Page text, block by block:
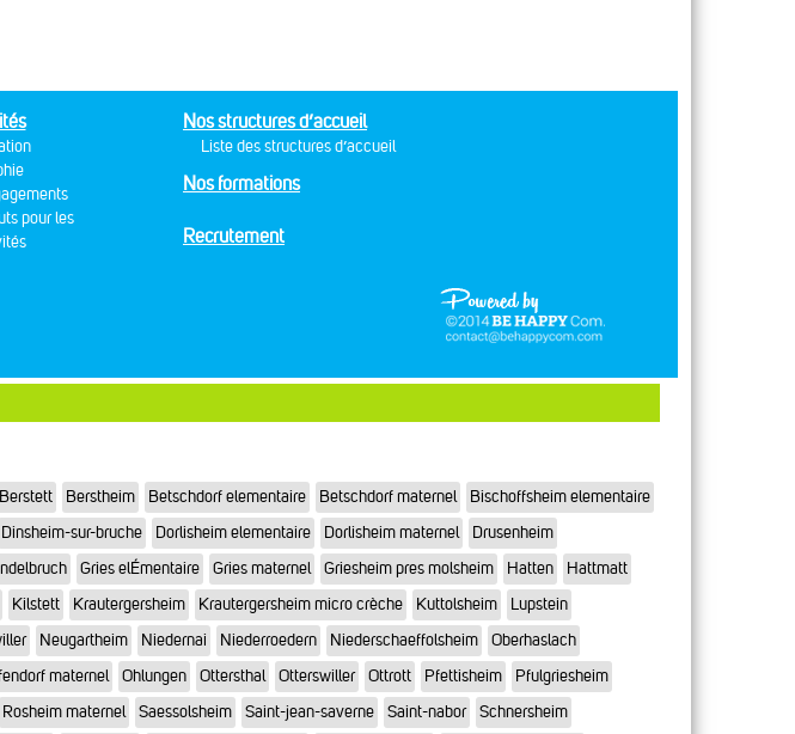
pour les
Nos structures d’accueil
Liste des structures d’accueil
Nos formations
Recrutement
Berstett Berstheim Betschdorf elementaire Betschdorf maternel
Bischoffsheim elementaire
Dinsheim-sur-bruche Dorlisheim elementaire Dorlisheim maternel
Drusenheim
Gries elÉmentaire Gries maternel Griesheim pres molsheim Hatten
Hattmatt
Kilstett Krautergersheim Krautergersheim micro crèche Kuttolsheim
Lupstein
Neugartheim Niedernai Niederroedern Niederschaeffolsheim
Oberhaslach
maternel Ohlungen Ottersthal Otterswiller Ottrott Pfettisheim
Pfulgriesheim
Rosheim maternel Saessolsheim Saint-jean-saverne Saint-nabor Schnersheim